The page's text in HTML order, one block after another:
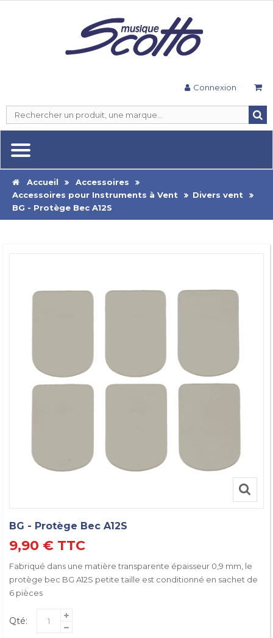
Connexion
Accueil
Accessoires
Accessoires pour Instruments à Vent
Divers vent
BG - Protège Bec A12S
BG - Protège Bec A12S
9,90 € TTC
Fabriqué dans une matière transparente épaisseur 0,9 mm, le
protège bec BG A12S petite taille est conditionné en sachet de
6 pièces
Qté: